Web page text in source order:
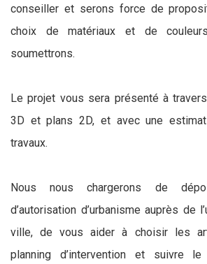
conseiller et serons force de
choix de matériaux et de
soumettrons.
Le projet vous sera présenté à
3D et plans 2D, et avec une
travaux.
Nous nous chargerons de
d’autorisation d’urbanisme auprès de
ville, de vous aider à choisir les
planning d’intervention et suivre